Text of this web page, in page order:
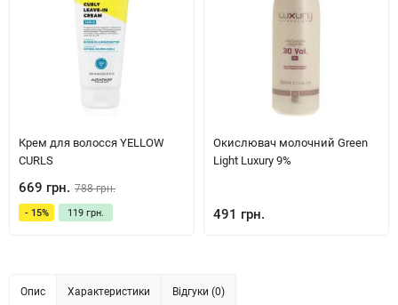
Крем для волосся YELLOW
CURLS
669 грн. 788 грн.
- 15% 119 грн.
Окислювач молочний Green
Light Luxury 9%
491 грн.
Опис Характеристики Відгуки (0)